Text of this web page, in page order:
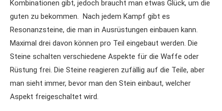
Kombinationen gibt, jedoch braucht man etwas Glück, um die
guten zu bekommen. Nach jedem Kampf gibt es
Resonanzsteine, die man in Ausrüstungen einbauen kann.
Maximal drei davon können pro Teil eingebaut werden. Die
Steine schalten verschiedene Aspekte für die Waffe oder
Rüstung frei. Die Steine reagieren zufällig auf die Teile, aber
man sieht immer, bevor man den Stein einbaut, welcher
Aspekt freigeschaltet wird.